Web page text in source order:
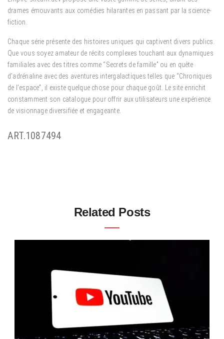
drames émouvants aux comédies hilarantes en passant par la science-
fiction.
Chaque série présente des histoires uniques qui captivent divers publics.
Que vous soyez amateur de récits complexes touchant aux dynamiques
familiales avec des titres comme “Secrets de famille” ou en quête
d’adrénaline avec des aventures intergalactiques telles que “Chroniques
de l’espace”, il existe quelque chose pour chaque goût. Le site enrichit
constamment son catalogue pour offrir aux utilisateurs une expérience
de visionnage diversifiée et engageante.
ART.1087494
Related Posts